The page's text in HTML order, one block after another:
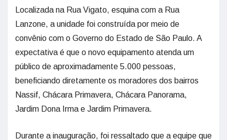
Localizada na Rua Vigato, esquina com a Rua
Lanzone, a unidade foi construída por meio de
convênio com o Governo do Estado de São Paulo. A
expectativa é que o novo equipamento atenda um
público de aproximadamente 5.000 pessoas,
beneficiando diretamente os moradores dos bairros
Nassif, Chácara Primavera, Chácara Panorama,
Jardim Dona Irma e Jardim Primavera.
Durante a inauguração, foi ressaltado que a equipe que